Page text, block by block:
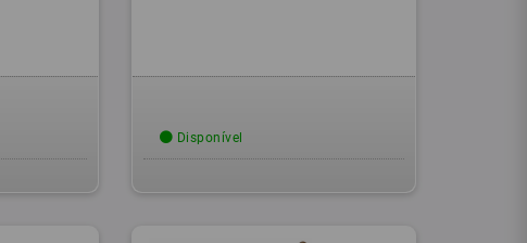
Disponível